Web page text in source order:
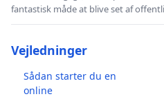
fantastisk måde at blive set af
Vejledninger
Sådan starter du en
online